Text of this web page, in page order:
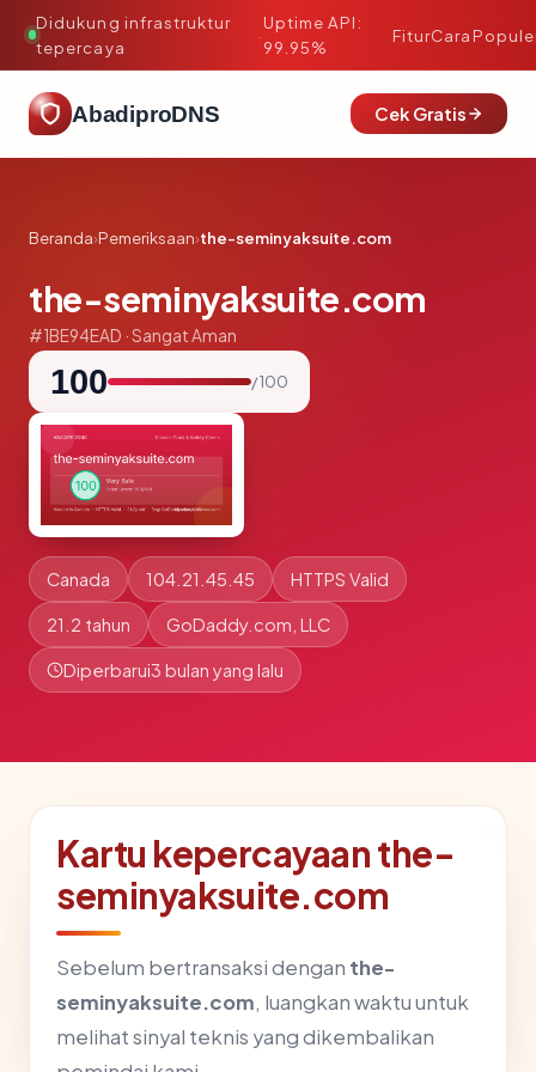
Didukung infrastruktur
tepercaya
·
Uptime API:
99.95%
FiturCara
AbadiproDNS Cek Gratis
Beranda›Pemeriksaan›the-seminyaksuite.com
the-seminyaksuite.com
#1BE94EAD · Sangat Aman
100 / 100
Canada 104.21.45.45 HTTPS Valid
21.2 tahun GoDaddy.com, LLC
Diperbarui3 bulan yang lalu
Kartu kepercayaan the-
seminyaksuite.com
Sebelum bertransaksi dengan the-
seminyaksuite.com, luangkan waktu untuk
melihat sinyal teknis yang dikembalikan